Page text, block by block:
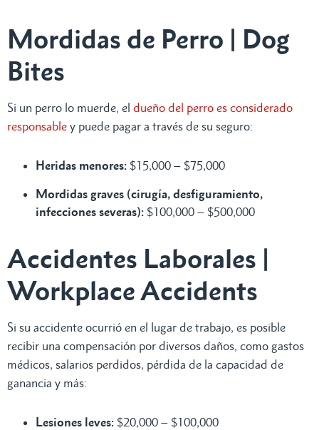
Mordidas de Perro | Dog
Bites
Si un perro lo muerde, el dueño del perro es considerado
responsable y puede pagar a través de su seguro:
Heridas menores: $15,000 – $75,000
Mordidas graves (cirugía, desfiguramiento,
infecciones severas): $100,000 – $500,000
Accidentes Laborales |
Workplace Accidents
Si su accidente ocurrió en el lugar de trabajo, es posible
recibir una compensación por diversos daños, como gastos
médicos, salarios perdidos, pérdida de la capacidad de
ganancia y más:
Lesiones leves: $20,000 – $100,000